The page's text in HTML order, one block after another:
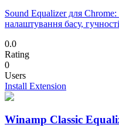
Sound Equalizer для Chrome:
налаштування басу,
0.0
Rating
0
Users
Install Extension
Winamp Classic